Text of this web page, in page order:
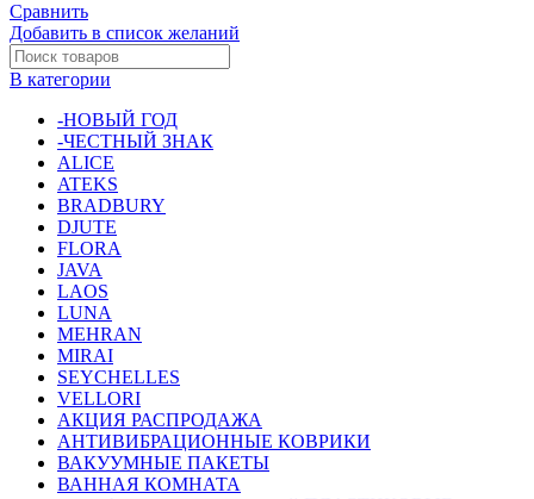
Сравнить
Добавить в список желаний
В категории
-НОВЫЙ ГОД
-ЧЕСТНЫЙ ЗНАК
ALICE
ATEKS
BRADBURY
DJUTE
FLORA
JAVA
LAOS
LUNA
MEHRAN
MIRAI
SEYCHELLES
VELLORI
АКЦИЯ РАСПРОДАЖА
АНТИВИБРАЦИОННЫЕ КОВРИКИ
ВАКУУМНЫЕ ПАКЕТЫ
ВАННАЯ КОМНАТА